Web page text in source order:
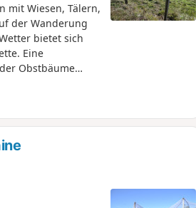
mit Wiesen, Tälern,
der Wanderung
bietet sich
Eine
Obstbäume